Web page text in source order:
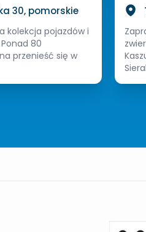
30, pomorskie
kolekcja pojazdów i
80
przenieść się w